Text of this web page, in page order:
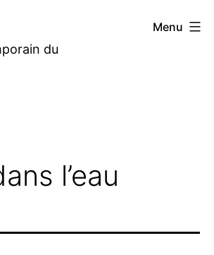
du
Menu
l’eau